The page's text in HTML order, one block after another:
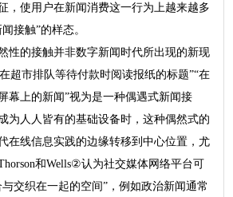
，使用户在新闻消费这一行为上越来越多
接触”的样态。
性的接触并非数字新闻时代所出现的新现
超市排队等待付款时阅读报纸的标题”“在
幕上的新闻”视为是一种偶遇式新闻接
为人人皆有的基础设备时，这种偶然式的
在线信息实践的边缘转移到中心位置，尤
和Wells②认为社交媒体网络平台可
交织在一起的空间”，例如政治新闻通常